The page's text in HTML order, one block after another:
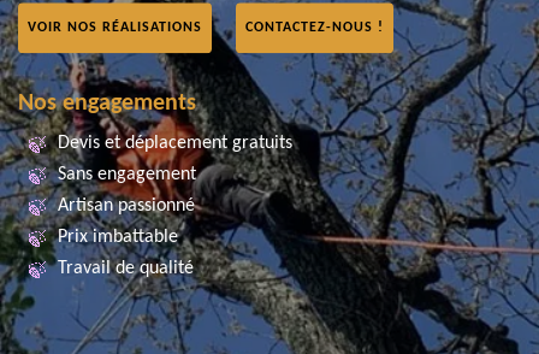
VOIR NOS RÉALISATIONS CONTACTEZ-NOUS !
Nos engagements
Devis et déplacement gratuits
Sans engagement
Artisan passionné
Prix imbattable
Travail de qualité